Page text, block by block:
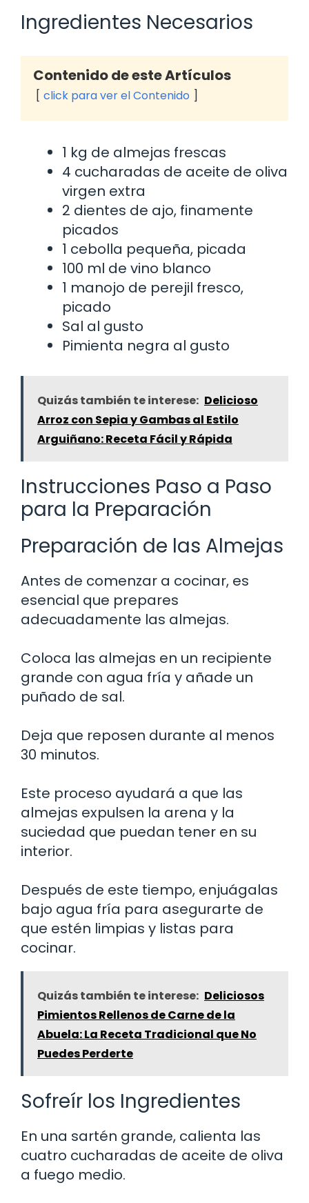
Ingredientes Necesarios
Contenido de este Artículos
click para ver el Contenido
1 kg de almejas frescas
4 cucharadas de aceite de oliva
virgen extra
2 dientes de ajo, finamente
picados
1 cebolla pequeña, picada
100 ml de vino blanco
1 manojo de perejil fresco,
picado
Sal al gusto
Pimienta negra al gusto
Quizás también te interese: Delicioso
Arroz con Sepia y Gambas al Estilo
Arguiñano: Receta Fácil y Rápida
Instrucciones Paso a Paso
para la Preparación
Preparación de las Almejas
Antes de comenzar a cocinar, es
esencial que prepares
adecuadamente las almejas.
Coloca las almejas en un recipiente
grande con agua fría y añade un
puñado de sal.
Deja que reposen durante al menos
30 minutos.
Este proceso ayudará a que las
almejas expulsen la arena y la
suciedad que puedan tener en su
interior.
Después de este tiempo, enjuágalas
bajo agua fría para asegurarte de
que estén limpias y listas para
cocinar.
Quizás también te interese: Deliciosos
Pimientos Rellenos de Carne de la
Abuela: La Receta Tradicional que No
Puedes Perderte
Sofreír los Ingredientes
En una sartén grande, calienta las
cuatro cucharadas de aceite de oliva
a fuego medio.